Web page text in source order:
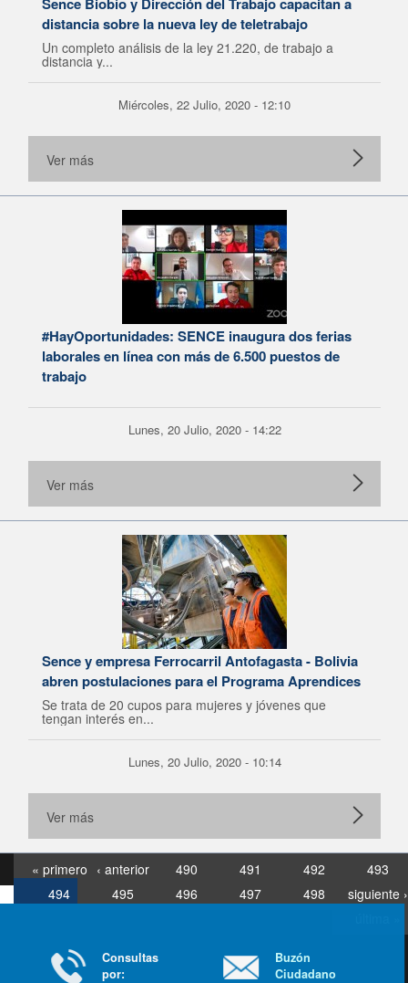
distancia sobre la nueva ley de teletrabajo
Un completo análisis de la ley 21.220, de trabajo a
distancia y...
Miércoles, 22 Julio, 2020 - 12:10
Ver más
#HayOportunidades: SENCE inaugura dos ferias
laborales en línea con más de 6.500 puestos de
trabajo
Lunes, 20 Julio, 2020 - 14:22
Ver más
Sence y empresa Ferrocarril Antofagasta - Bolivia
abren postulaciones para el Programa Aprendices
Se trata de 20 cupos para mujeres y jóvenes que
tengan interés en...
Lunes, 20 Julio, 2020 - 10:14
Ver más
« primero ‹ anterior 490 491 492
493
494
495 496 497 498
siguiente ›
Consultas
por:
Buzón
Ciudadano